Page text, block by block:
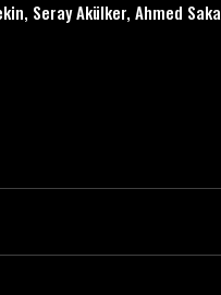
Seray Akülker, Ahmed Saka